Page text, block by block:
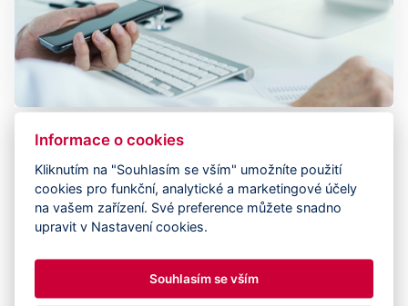
Softwarové řešení VANDA - chrání
zaměstnance a firmy před virovými
nákazami
Společně s kolegy z Fakulty Ekonomicko-
správní a Fakulty zdravotnických studií
Univerzity Pardubice jsme dokončili dvouletý
Informace o cookies
Kliknutím na "Souhlasím se vším" umožníte použití
cookies pro funkční, analytické a marketingové účely
na vašem zařízení. Své preference můžete snadno
upravit v Nastavení cookies.
Souhlasím se vším